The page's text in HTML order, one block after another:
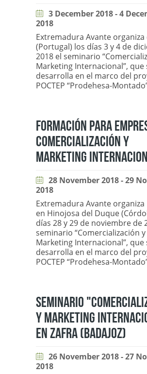
3 December 2018 - 4
2018
Extremadura Avante organiza
(Portugal) los días 3 y 4 de
2018 el seminario
Marketing Internacional”, que
desarrolla en el marco del
POCTEP “Prodehesa-
FORMACIÓN PARA
COMERCIALIZACIÓN Y
MARKETING
28 November 2018 - 29
2018
Extremadura Avante organiza
en Hinojosa del Duque
días 28 y 29 de noviembre de
seminario “Comercialización y
Marketing Internacional”, que
desarrolla en el marco del
POCTEP “Prodehesa-
SEMINARIO
Y MARKETING
EN ZAFRA (BADAJOZ)
26 November 2018 - 27
2018